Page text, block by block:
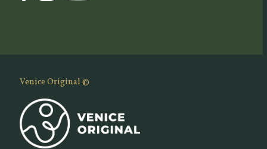
Venice Original ©